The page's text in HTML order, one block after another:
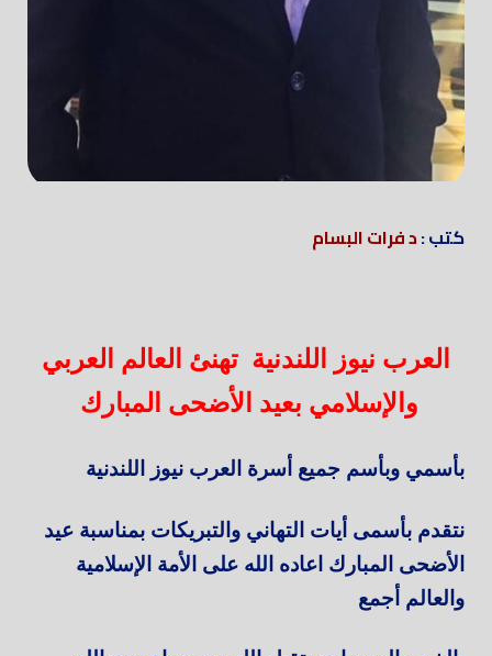
كتب :د فرات البسام
العرب نيوز اللندنية تهنئ العالم العربي
والإسلامي بعيد الأضحى المبارك
بأسمي وبأسم جميع أسرة العرب نيوز اللندنية
نتقدم بأسمى أيات التهاني والتبريكات بمناسبة عيد
الأضحى المبارك اعاده الله على الأمة الإسلامية
والعالم أجمع